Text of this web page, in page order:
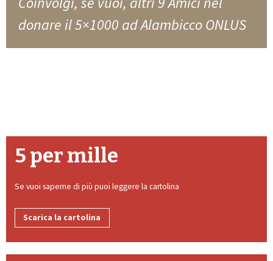
donare il 5×1000 ad Alambicco ONLUS
5 per mille
Se vuoi saperne di più puoi leggere la cartolina
Scarica la cartolina